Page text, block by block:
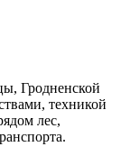
Гродненской
техникой
лес,